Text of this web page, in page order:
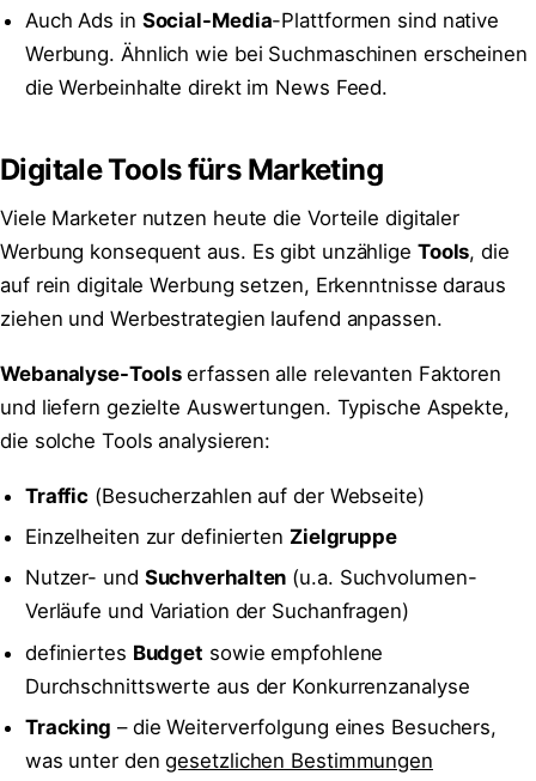
Auch Ads in Social-Media-Plattformen sind native
Werbung. Ähnlich wie bei Suchmaschinen erscheinen
die Werbeinhalte direkt im News Feed.
Digitale Tools fürs Marketing
Viele Marketer nutzen heute die Vorteile digitaler
Werbung konsequent aus. Es gibt unzählige Tools, die
auf rein digitale Werbung setzen, Erkenntnisse daraus
ziehen und Werbestrategien laufend anpassen.
Webanalyse-Toolserfassen alle relevanten Faktoren
und liefern gezielte Auswertungen. Typische Aspekte,
die solche Tools analysieren:
Traffic (Besucherzahlen auf der Webseite)
Einzelheiten zur definierten Zielgruppe
Nutzer- und Suchverhalten (u.a. Suchvolumen-
Verläufe und Variation der Suchanfragen)
definiertes Budget sowie empfohlene
Durchschnittswerte aus der Konkurrenzanalyse
Tracking – die Weiterverfolgung eines Besuchers,
was unter dengesetzlichen Bestimmungen